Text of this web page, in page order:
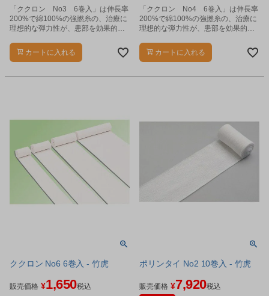
「ククロン No3 6巻入」は伸長率
200%で綿100%の強撚糸の、治療に
理想的な弾力性が、患部を効果的に
カートに入れる
「ククロン No4 6巻入」は伸長率
200%で綿100%の強撚糸の、治療に
理想的な弾力性が、患部を効果的に
カートに入れる
ククロン No6 6巻入 - 竹虎
販売価格 ¥1,650税込
ポリンタイ No2 10巻入 - 竹虎
販売価格 ¥7,920税込